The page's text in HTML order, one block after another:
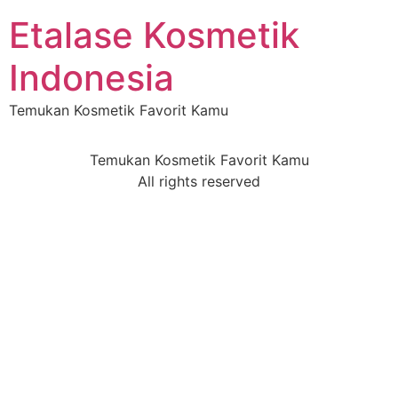
Etalase Kosmetik
Indonesia
Temukan Kosmetik Favorit Kamu
Temukan Kosmetik Favorit Kamu
All rights reserved